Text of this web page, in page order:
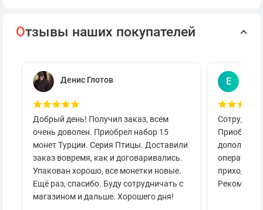
Отзывы наших покупателей
Денис Глотов
Добрый день! Получил заказ, всем
очень доволен. Приобрел набор 15
монет Турции. Серия Птицы. Доставили
заказ вовремя, как и договаривались.
Упакован хорошо, все монетки новые.
Ещё раз, спасибо. Буду сотрудничать с
магазином и дальше. Хорошего дня!
Е
приходило